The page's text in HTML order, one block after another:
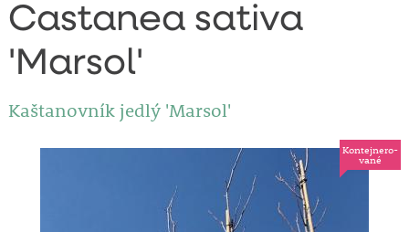
Castanea sativa
'Marsol'
Kaštanovník jedlý 'Marsol'
Kontejnero-
vané